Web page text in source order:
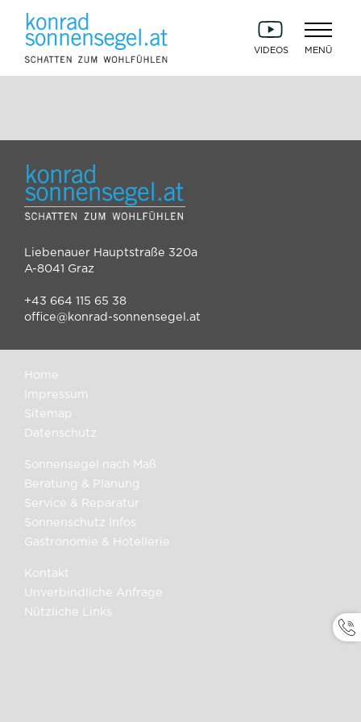
VIDEOS
Liebenauer Hauptstraße 320a
A-8041 Graz
+43 664 115 65 38
office@konrad-sonnensegel.at
Home
Impressum
Sitemap
Datenschutz
Sonnensegel nach Maß
Beratung & Planung
Service & Reparatur
Sonnenschutz Infos
Gastronomie & Hotellerie
Kontakt
Unverbindliche Anfrage
Nützliche Links